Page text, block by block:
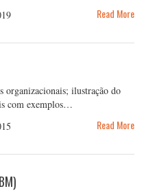
Read More
organizacionais; ilustração do
com exemplos…
Read More